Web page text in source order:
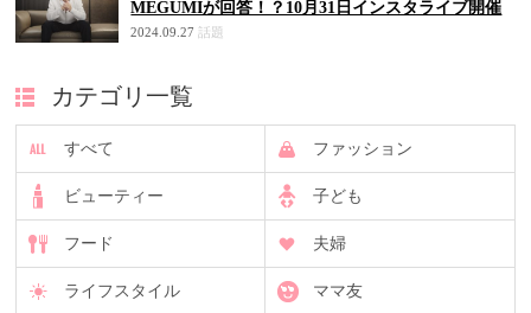
MEGUMIが回答！？10月31日インスタライブ開催
2024.09.27 話題
カテゴリ一覧
すべて ファッション
ビューティー 子ども
フード 夫婦
ライフスタイル ママ友